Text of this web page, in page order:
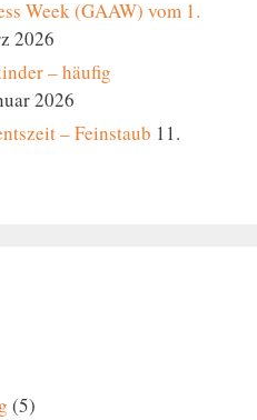
Week (GAAW) vom 1.
2026
– häufig
2026
– Feinstaub 11.
(5)